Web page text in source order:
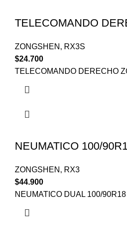
TELECOMANDO
ZONGSHEN , RX3S
$24.700
TELECOMANDO DERECHO
NEUMATICO 100/
ZONGSHEN , RX3
$44.900
NEUMATICO DUAL 100/90R18